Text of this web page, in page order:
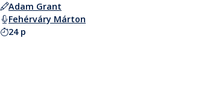
Adam Grant
Fehérváry Márton
24 p